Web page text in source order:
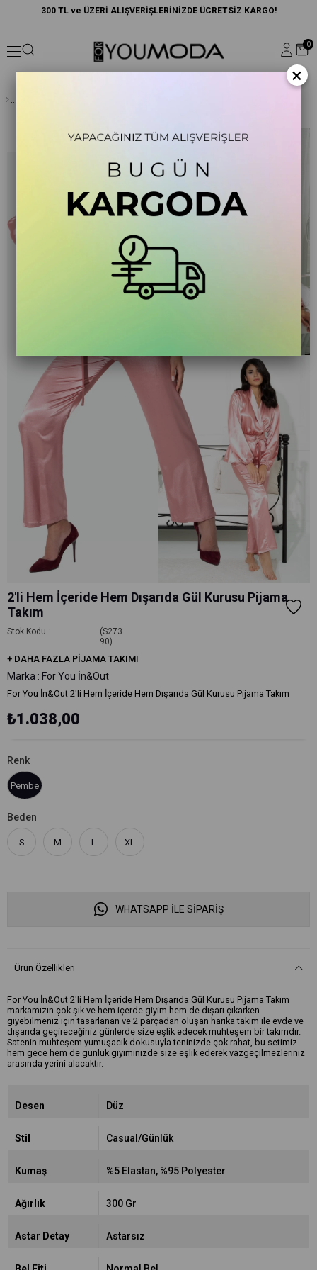
300 TL ve ÜZERİ ALIŞVERİŞLERİNİZDE ÜCRETSİZ KARGO!
0
2'li Hem İçeride Hem Dışarıda Gül Kurusu Pijama
Takım
Stok Kodu
(S273
90)
+ DAHA FAZLA PIJAMA TAKIMI
Marka : For You İn&Out
For You İn&Out 2'li Hem İçeride Hem Dışarıda Gül Kurusu Pijama Takım
₺1.038,00
Renk
Pembe
Beden
S M L XL
WHATSAPP İLE SİPARİŞ
Ürün Özellikleri
For You İn&Out 2'li Hem İçeride Hem Dışarıda Gül Kurusu Pijama Takım
markamızın çok şık ve hem içerde giyim hem de dışarı çıkarken
giyebilmeniz için tasarlanan ve 2 parçadan oluşan harika takım ile evde ve
dışarıda geçireceğiniz günlerde size eşlik edecek muhteşem bir takımdır.
Satenin muhteşem yumuşacık dokusuyla teninizde çok rahat, bu setimiz
hem gece hem de günlük giyiminizde size eşlik ederek vazgeçilmezleriniz
arasında yerini alacaktır.
Desen Düz
Stil Casual/Günlük
Kumaş %5 Elastan %95 Polyester
Ağırlık 300 Gr
Astar Detay Astarsız
×